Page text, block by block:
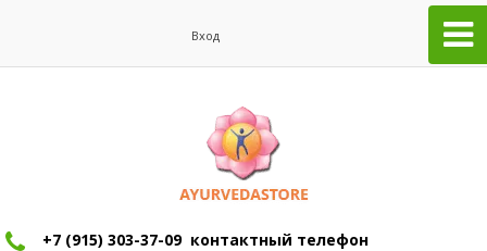
Вход
+7 (915) 303-37-09 контактный телефон